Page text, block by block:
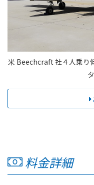
米 Beechcraft 社４人乗り
料金詳細